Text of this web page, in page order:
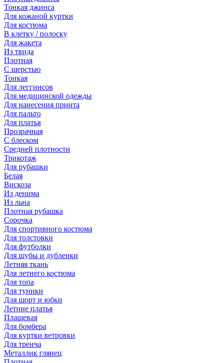
Тонкая джинса
Для кожаной куртки
Для костюма
В клетку / полоску
Для жакета
Из твида
Плотная
С шерстью
Тонкая
Для леггинсов
Для медицинской одежды
Для нанесения принта
Для пальто
Для платья
Прозрачная
С блеском
Средней плотности
Трикотаж
Для рубашки
Белая
Вискоза
Из денима
Из льна
Плотная рубашка
Сорочка
Для спортивного костюма
Для толстовки
Для футболки
Для шубы и дубленки
Летняя ткань
Для летнего костюма
Для топа
Для туники
Для шорт и юбки
Летние платья
Плащевая
Для бомбера
Для куртки ветровки
Для тренча
Металлик глянец